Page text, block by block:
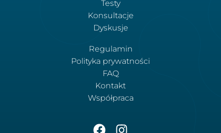
Testy
Konsultacje
Dyskusje
Regulamin
Polityka prywatności
FAQ
Kontakt
Współpraca